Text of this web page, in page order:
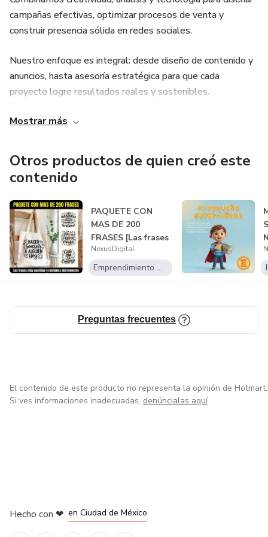
campañas efectivas, optimizar procesos de venta y
construir presencia sólida en redes sociales.
Nuestro enfoque es integral: desde diseño de contenido y
anuncios, hasta asesoría estratégica para que cada
proyecto logre resultados reales y sostenibles.
Impulsamos ideas, potenciamos marcas y conectamos
digital.
Mostrar más
Otros productos de quien creó este
contenido
PAQUETE CON
MAS DE 200
FRASES [Las frases
más queridas y
ren...
NexusDigital
Emprendimiento Digital
Preguntas frecuentes
El contenido de este producto no representa la opinión de Hotmart.
Si ves informaciones inadecuadas, denúncialas aquí
Hecho con ❤ en Ciudad de México